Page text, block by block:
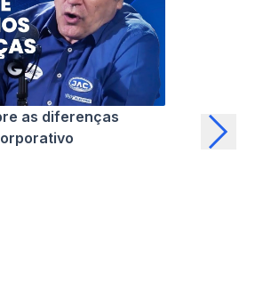
as diferenças
As
no Brasil